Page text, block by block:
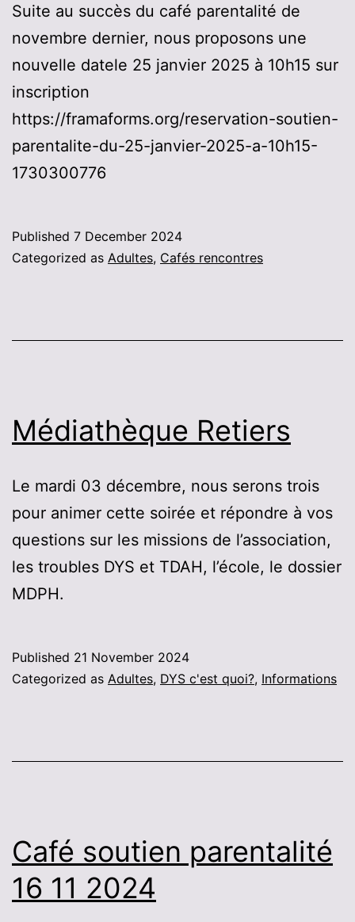
Suite au succès du café parentalité de
novembre dernier, nous proposons une
nouvelle datele 25 janvier 2025 à 10h15 sur
inscription
https://framaforms.org/reservation-soutien-
parentalite-du-25-janvier-2025-a-10h15-
1730300776
Published 7 December 2024
Categorized as Adultes, Cafés rencontres
Médiathèque Retiers
Le mardi 03 décembre, nous serons trois
pour animer cette soirée et répondre à vos
questions sur les missions de l’association,
les troubles DYS et TDAH, l’école, le dossier
MDPH.
Published 21 November 2024
Categorized as Adultes, DYS c'est quoi?, Informations
Café soutien parentalité
16 11 2024